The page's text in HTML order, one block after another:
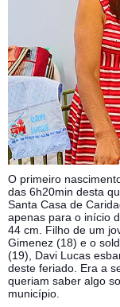
O primeiro
das 6h20min desta
Santa Casa de
apenas para o início
44 cm. Filho de um
Gimenez (18) e o
(19), Davi Lucas
deste feriado. Era a
queriam saber algo
município.